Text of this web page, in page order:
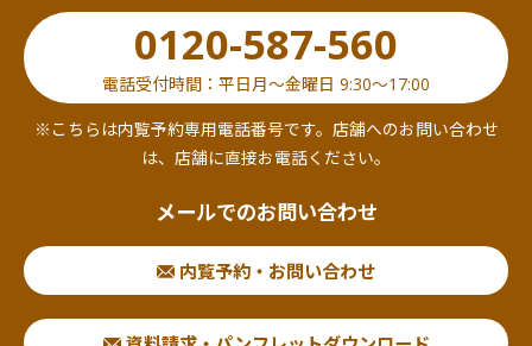
representative's current address, a certificate of
all historical matters issued within the last six
months, and an official ID with a photograph
showing the contracting officer's current address
(the back side is also required for those with a
For each of these documents, the original must be
presented and a copy submitted.
0120-587-560
電話受付時間：平日月～金曜日 9:30～17:00
※こちらは内覧予約専用電話番号です。店舗へのお問い合わせ
は、店舗に直接お電話ください。
メールでのお問い合わせ
内覧予約・お問い合わせ